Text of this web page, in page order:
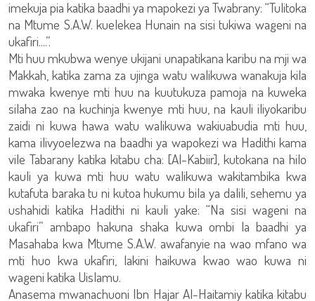
imekuja pia katika baadhi ya mapokezi ya Twabrany: “Tulitoka
na Mtume S.A.W. kuelekea Hunain na sisi tukiwa wageni na
ukafiri....”.
Mti huu mkubwa wenye ukijani unapatikana karibu na mji wa
Makkah, katika zama za ujinga watu walikuwa wanakuja kila
mwaka kwenye mti huu na kuutukuza pamoja na kuweka
silaha zao na kuchinja kwenye mti huu, na kauli iliyokaribu
zaidi ni kuwa hawa watu walikuwa wakiuabudia mti huu,
kama ilivyoelezwa na baadhi ya wapokezi wa Hadithi kama
vile Tabarany katika kitabu cha: [Al-Kabiir], kutokana na hilo
kauli ya kuwa mti huu watu walikuwa wakitambika kwa
kutafuta baraka tu ni kutoa hukumu bila ya dalili, sehemu ya
ushahidi katika Hadithi ni kauli yake: “Na sisi wageni na
ukafiri” ambapo hakuna shaka kuwa ombi la baadhi ya
Masahaba kwa Mtume S.A.W. awafanyie na wao mfano wa
mti huo kwa ukafiri, lakini haikuwa kwao wao kuwa ni
wageni katika Uislamu.
Anasema mwanachuoni Ibn Hajar Al-Haitamiy katika kitabu